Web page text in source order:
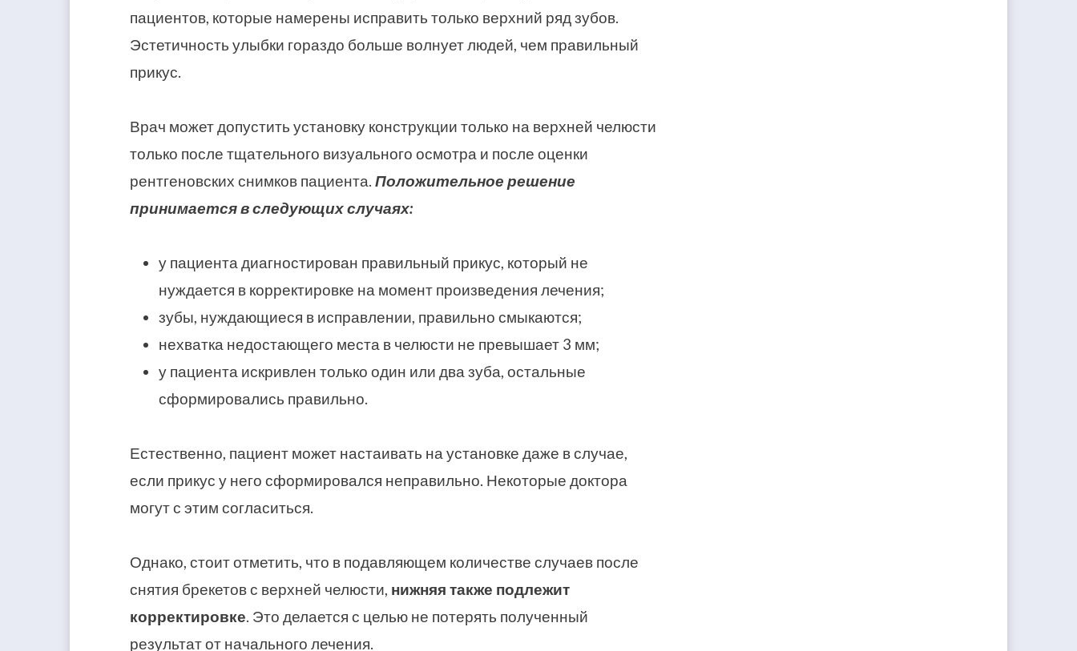
пациентов, которые намерены исправить только верхний ряд зубов.
Эстетичность улыбки гораздо больше волнует людей, чем правильный
прикус.
Врач может допустить установку конструкции только на верхней челюсти
только после тщательного визуального осмотра и после оценки
рентгеновских снимков пациента. Положительное решение
принимается в следующих случаях:
у пациента диагностирован правильный прикус, который не
нуждается в корректировке на момент произведения лечения;
зубы, нуждающиеся в исправлении, правильно смыкаются;
нехватка недостающего места в челюсти не превышает 3 мм;
у пациента искривлен только один или два зуба, остальные
сформировались правильно.
Естественно, пациент может настаивать на установке даже в случае,
если прикус у него сформировался неправильно. Некоторые доктора
могут с этим согласиться.
Однако, стоит отметить, что в подавляющем количестве случаев после
снятия брекетов с верхней челюсти, нижняя также подлежит
корректировке. Это делается с целью не потерять полученный
результат от начального лечения.